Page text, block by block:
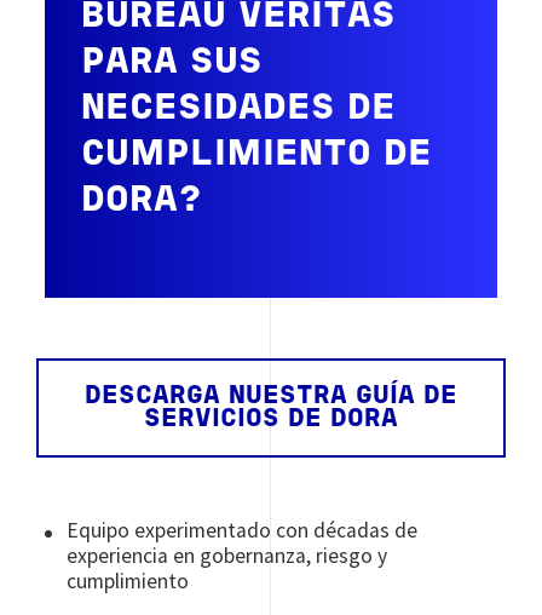
BUREAU VERITAS
PARA SUS
NECESIDADES DE
CUMPLIMIENTO DE
DORA?
DESCARGA NUESTRA GUÍA DE
SERVICIOS DE DORA
Equipo experimentado con décadas de
experiencia en gobernanza, riesgo y
cumplimiento